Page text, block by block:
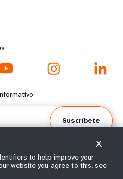
Suscríbete
reservados 2026.
to help improve your
website you agree to this, see
X